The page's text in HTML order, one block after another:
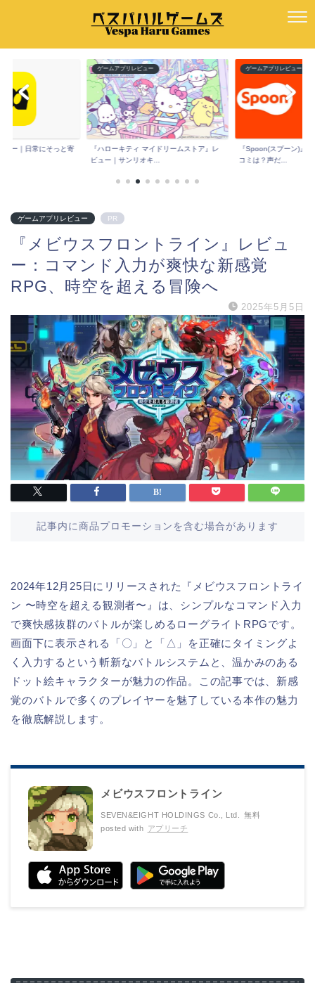
ュー｜日常にそっと寄
ゲームアプリレビュー
『ハローキティ マイドリームストア』レ
ビュー｜サンリオキ...
ゲームアプリレビュー
『Spoon(スプーン)』
コミは？声だ...
ゲームアプリレビュー PR
『メビウスフロントライン』レビュ
ー：コマンド入力が爽快な新感覚
RPG、時空を超える冒険へ
2025年5月5日
記事内に商品プロモーションを含む場合があります
2024年12月25日にリリースされた『メビウスフロントライ
ン 〜時空を超える観測者〜』は、シンプルなコマンド入力
で爽快感抜群のバトルが楽しめるローグライトRPGです。
画面下に表示される「〇」と「△」を正確にタイミングよ
く入力するという斬新なバトルシステムと、温かみのある
ドット絵キャラクターが魅力の作品。この記事では、新感
覚のバトルで多くのプレイヤーを魅了している本作の魅力
を徹底解説します。
メビウスフロントライン
SEVEN&EIGHT HOLDINGS Co., Ltd.
無料
posted with アプリーチ